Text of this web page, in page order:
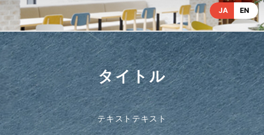
JA EN
タイトル
テキストテキスト